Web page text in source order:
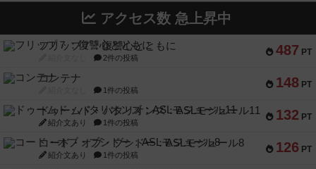
アクセス数 急上昇中
487 PT
フリップ７：復讐心とともに
2件の投稿
148 PT
コンテナ
1件の投稿
132 PT
ドゥームド・バタリオンズ：ASLモジュール11
紹介文あり 1件の投稿
126 PT
コード・オブ・ブシドー：ASLモジュール8
紹介文あり 1件の投稿